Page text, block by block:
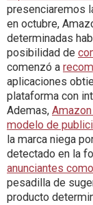
presenciaremos
en octubre,
determinadas
posibilidad de
comenzó a
aplicaciones
plataforma con
Ademas,
modelo de
la marca niega
detectado en la
anunciantes
pesadilla de
producto